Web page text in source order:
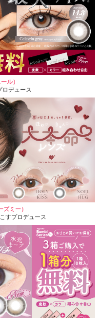
ル）
ロデュース
ミー）
すプロデュース